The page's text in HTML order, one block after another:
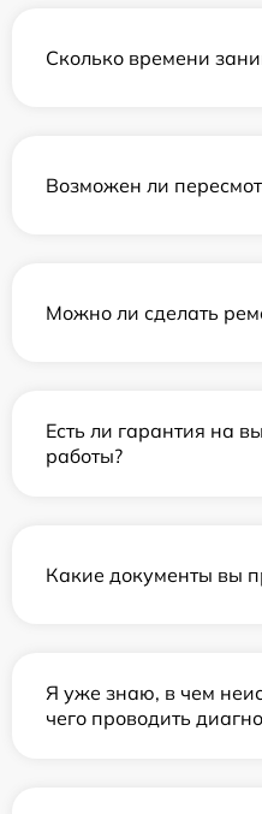
Сколько времени
Возможен ли
Можно ли сделать
Есть ли гарантия на
работы?
Какие документы вы
Я уже знаю, в чем
чего проводить